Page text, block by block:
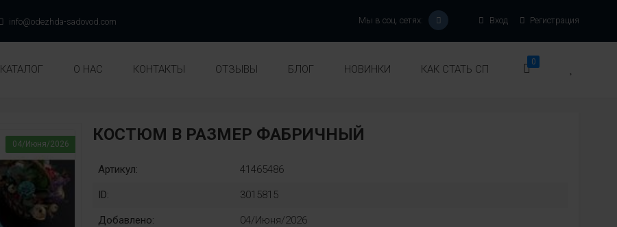
info@odezhda-sadovod.com Вход Регистрация
Мы в соц. сетях:
КАТАЛОГ О НАС КОНТАКТЫ ОТЗЫВЫ БЛОГ НОВИНКИ КАК СТАТЬ СП
0
04/Июня/2026 КОСТЮМ В РАЗМЕР ФАБРИЧНЫЙ
Артикул: 41465486
ID: 3015815
Добавлено: 04/Июня/2026